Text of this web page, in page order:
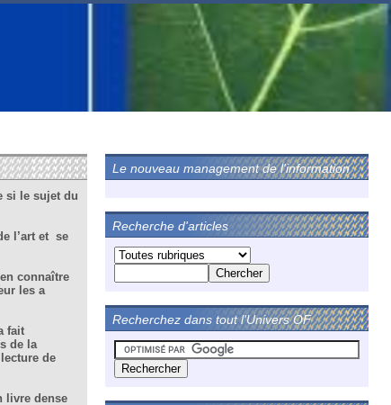
si le sujet du
l’art et se
connaître
les a
fait
de la
de
livre dense
Le nouveau management de l'information
Recherche d'articles
Recherchez dans tout l'Univers OF